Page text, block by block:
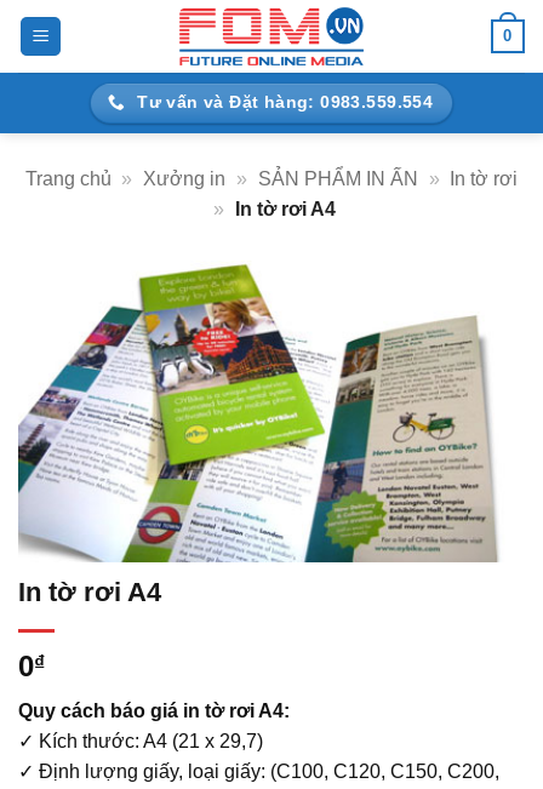
Bỏ
nội
0
Tư vấn và Đặt hàng: 0983.559.554
Trang chủ » Xưởng in » SẢN PHẨM IN ẤN »
In tờ rơi
»
In tờ rơi A4
In tờ rơi A4
0₫
Quy cách báo giá in tờ rơi A4:
✓ Kích thước: A4 (21 x 29,7)
✓ Định lượng giấy, loại giấy: (C100, C120, C150, C200,